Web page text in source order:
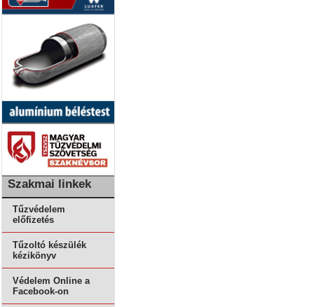
Szakmai linkek
Tűzvédelem
előfizetés
Tűzoltó készülék
kézikönyv
Védelem Online a
Facebook-on